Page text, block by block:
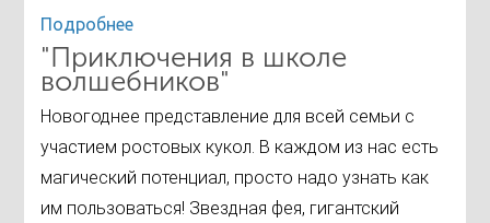
Подробнее
"Приключения в школе
волшебников"
Новогоднее представление для всей семьи c
участием ростовых кукол. В каждом из нас есть
магический потенциал, просто надо узнать как
им пользоваться! Звездная фея, гигантский